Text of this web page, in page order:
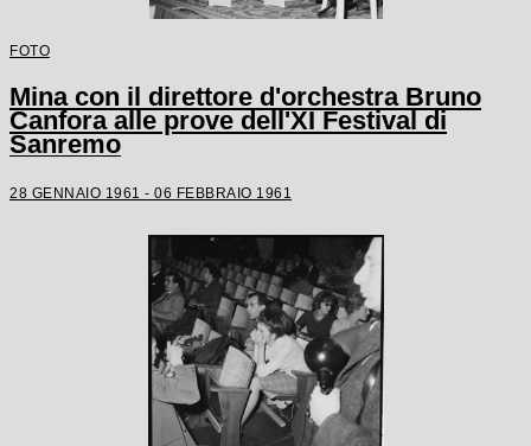
FOTO
Mina con il direttore d'orchestra Bruno
Canfora alle prove dell'XI Festival di
Sanremo
28 GENNAIO 1961 - 06 FEBBRAIO 1961